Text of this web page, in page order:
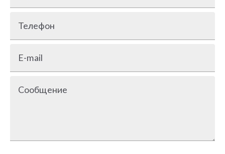
Телефон
E-mail
Сообщение